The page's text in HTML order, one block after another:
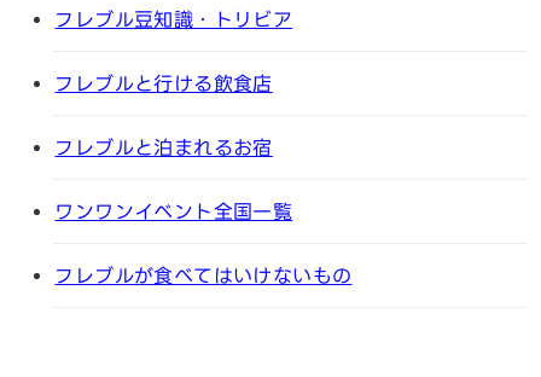
フレブル豆知識・トリビア
フレブルと行ける飲食店
フレブルと泊まれるお宿
ワンワンイベント全国一覧
フレブルが食べてはいけないもの